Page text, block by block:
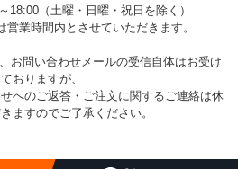
18:00（土曜・日曜・祝日を除く）
業時間内とさせていただきます。
お問い合わせメールの受信自体はお受け
おりますが、
へのご返答・ご注文に関するご連絡は休
ますのでご了承ください。